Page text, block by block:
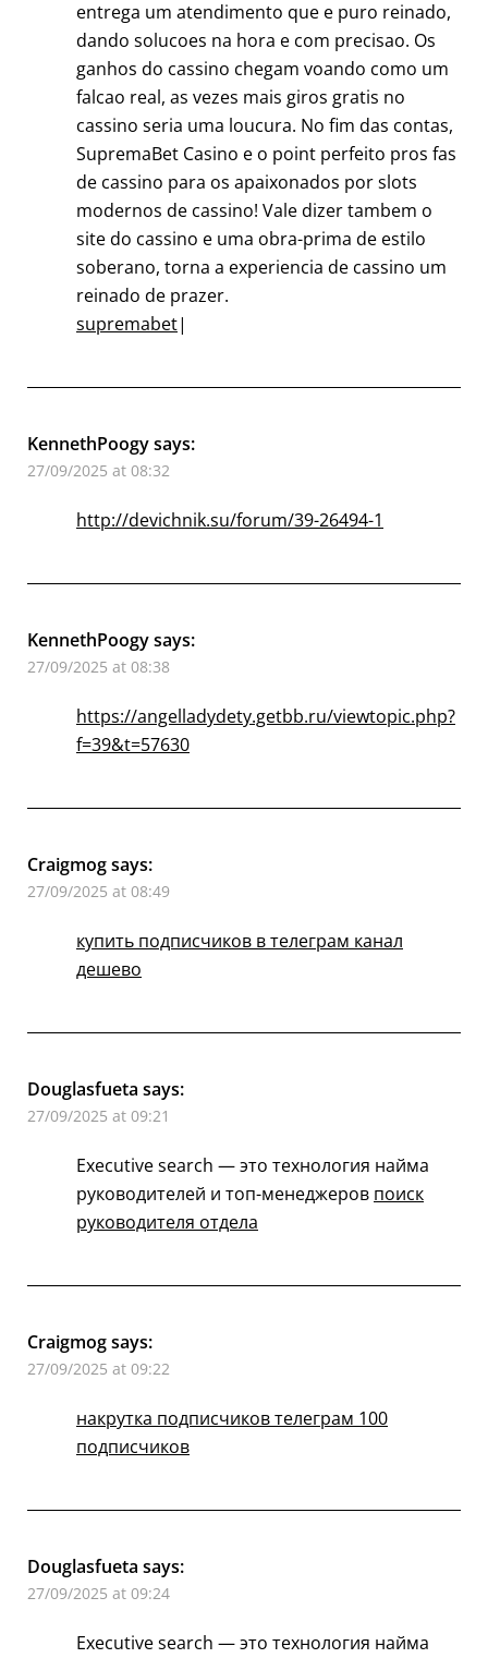
entrega um atendimento que e puro reinado,
dando solucoes na hora e com precisao. Os
ganhos do cassino chegam voando como um
falcao real, as vezes mais giros gratis no
cassino seria uma loucura. No fim das contas,
SupremaBet Casino e o point perfeito pros fas
de cassino para os apaixonados por slots
modernos de cassino! Vale dizer tambem o
site do cassino e uma obra-prima de estilo
soberano, torna a experiencia de cassino um
reinado de prazer.
supremabet|
KennethPoogysays:
27/09/2025 at 08:32
http://devichnik.su/forum/39-26494-1
KennethPoogysays:
27/09/2025 at 08:38
https://angelladydety.getbb.ru/viewtopic.php?
f=39&t=57630
Craigmogsays:
27/09/2025 at 08:49
купить подписчиков в телеграм канал
дешево
Douglasfueta says:
27/09/2025 at 09:21
Executive search — это технология найма
руководителей и топ-менеджеров поиск
руководителя отдела
Craigmogsays:
27/09/2025 at 09:22
накрутка подписчиков телеграм 100
подписчиков
Douglasfueta says:
27/09/2025 at 09:24
Executive search — это технология найма